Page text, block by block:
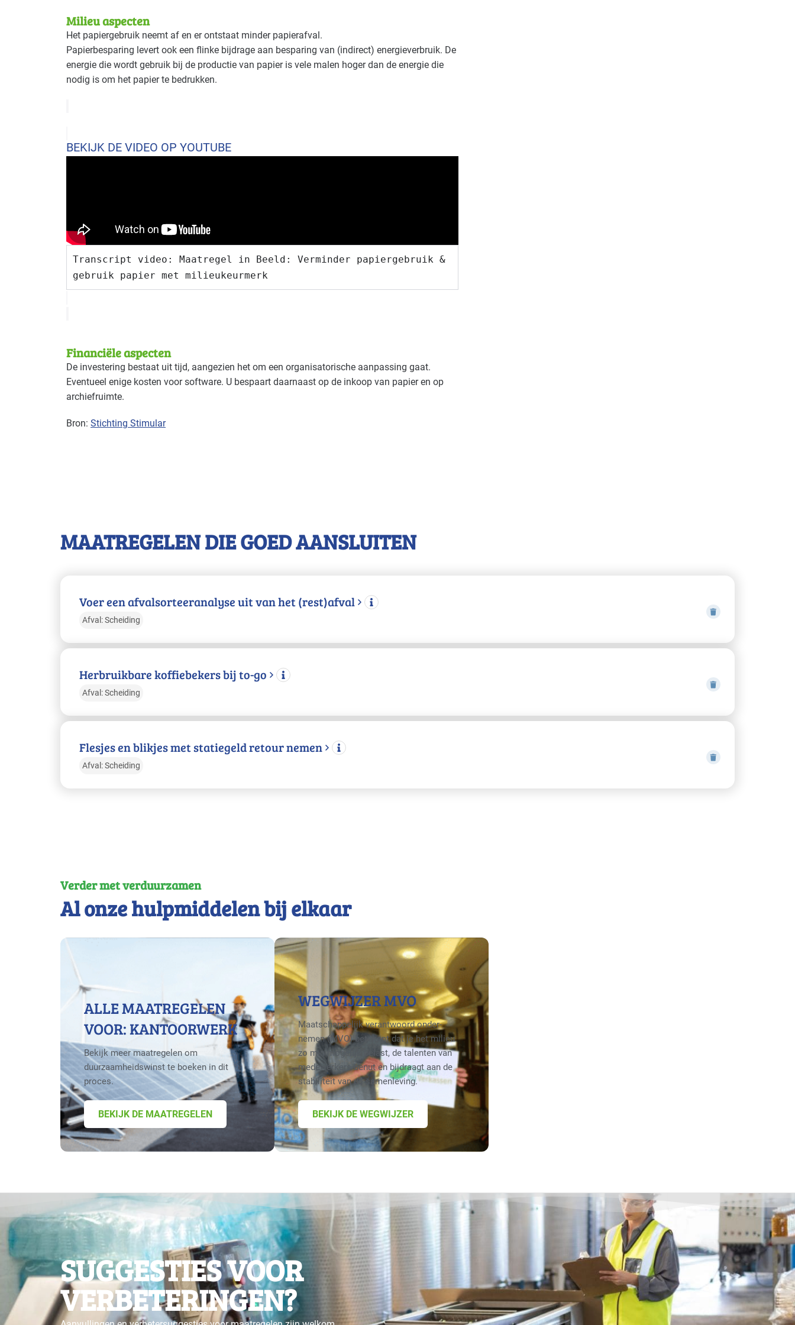
Milieu aspecten
Het papiergebruik neemt af en er ontstaat minder papierafval.
Papierbesparing levert ook een flinke bijdrage aan besparing van (indirect) energieverbruik. De
energie die wordt gebruik bij de productie van papier is vele malen hoger dan de energie die
nodig is om het papier te bedrukken.
BEKIJK DE VIDEO OP YOUTUBE
Transcript video: Maatregel in Beeld: Verminder papiergebruik &
gebruik papier met milieukeurmerk
Financiële aspecten
De investering bestaat uit tijd, aangezien het om een organisatorische aanpassing gaat.
Eventueel enige kosten voor software. U bespaart daarnaast op de inkoop van papier en op
archiefruimte.
Bron: Stichting Stimular
MAATREGELEN DIE GOED AANSLUITEN
Voer een afvalsorteeranalyse uit van het (rest)afval
Afval: Scheiding
Herbruikbare koffiebekers bij to-go
Afval: Scheiding
Flesjes en blikjes met statiegeld retour nemen
Afval: Scheiding
Verder met verduurzamen
Al onze hulpmiddelen bij elkaar
ALLE MAATREGELEN
VOOR: KANTOORWERK
Bekijk meer maatregelen om
duurzaamheidswinst te boeken in dit
proces.
BEKIJK DE MAATREGELEN
WEGWIJZER MVO
Maatschappelijk verantwoord onder­
nemen (MVO) betekent dat je het milieu
zo min mogelijk belast, de talenten van
medewerkers benut en bijdraagt aan de
stabiliteit van de samenleving.
BEKIJK DE WEGWIJZER
SUGGESTIES VOOR
VERBETERINGEN?